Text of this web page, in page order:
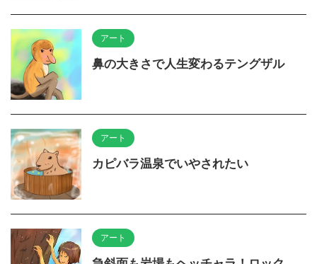
アート
鼻の大きさで人生変わるテングザル
アート
カピバラ温泉でいやされたい
アート